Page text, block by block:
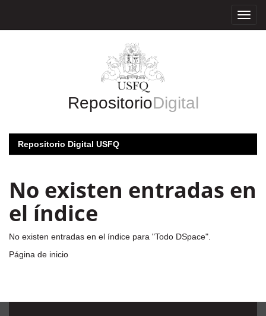
RepositorioDigital
Repositorio Digital USFQ
No existen entradas en
el índice
No existen entradas en el índice para "Todo DSpace".
Página de inicio